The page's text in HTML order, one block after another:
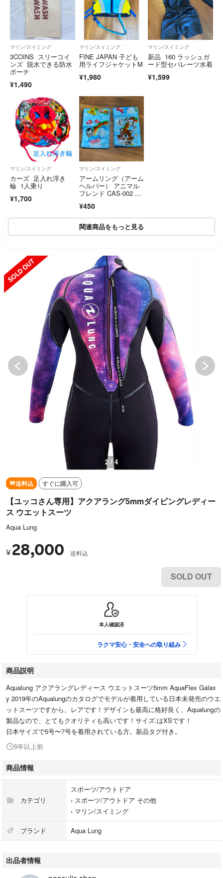
マリン/スイミング
3COINS スリーコイ
ンズ 脱水できる防水
ポーチ
¥1,490
マリン/スイミング
FINE JAPAN 子ども
用ライフジャケットM
¥1,980
マリン/スイミング
新品 160 ラッシュガ
ード型セパレーツ水着
¥1,599
マリン/スイミング
カーズ 足入れ浮き
輪 1人乗り
¥1,700
マリン/スイミング
アームリング（アーム
ヘルパー） アニマル
フレンド CAS-002 イ
¥450
関連商品をもっと見る
2 / 4
送料込 すぐに購入可
【ユッコさん専用】アクアラング5mmダイビングレディー
ス ウエットスーツ
Aqua Lung
¥ 28,000 送料込
SOLD OUT
本人確認済
ラクマ安心・安全への取り組み
商品説明
Aqualung アクアラングレディース ウエットスーツ5mm AquaFlex Galax
y 2019年のAqualungのカタログでモデルが着用している日本未発売のウエ
ットスーツですから、レアです！デザインも最高に格好良く、Aqualungの
製品なので、とてもクオリティも高いです！サイズ:はXSです！
日本サイズで5号〜7号を着用されている方。新品タグ付き。
5年以上前
商品情報
カテゴリ
スポーツ/アウトドア
› スポーツ/アウトドア その他
› マリン/スイミング
ブランド Aqua Lung
出品者情報